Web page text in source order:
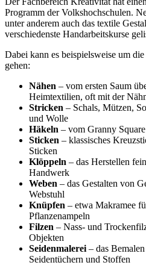
Programm der Volkshochschulen.
unter anderem auch das textile
verschiedenste Handarbeitskurse
Dabei kann es beispielsweise um
gehen:
Nähen – vom ersten Saum
Heimtextilien, oft mit der
Stricken – Schals, Mützen,
und Wolle
Häkeln – vom Granny
Sticken – klassisches
Sticken
Klöppeln – das Herstellen
Handwerk
Weben – das Gestalten von
Webstuhl
Knüpfen – etwa Makramee
Pflanzenampeln
Filzen – Nass- und
Objekten
Seidenmalerei– das
Seidentüchern und Stoffen